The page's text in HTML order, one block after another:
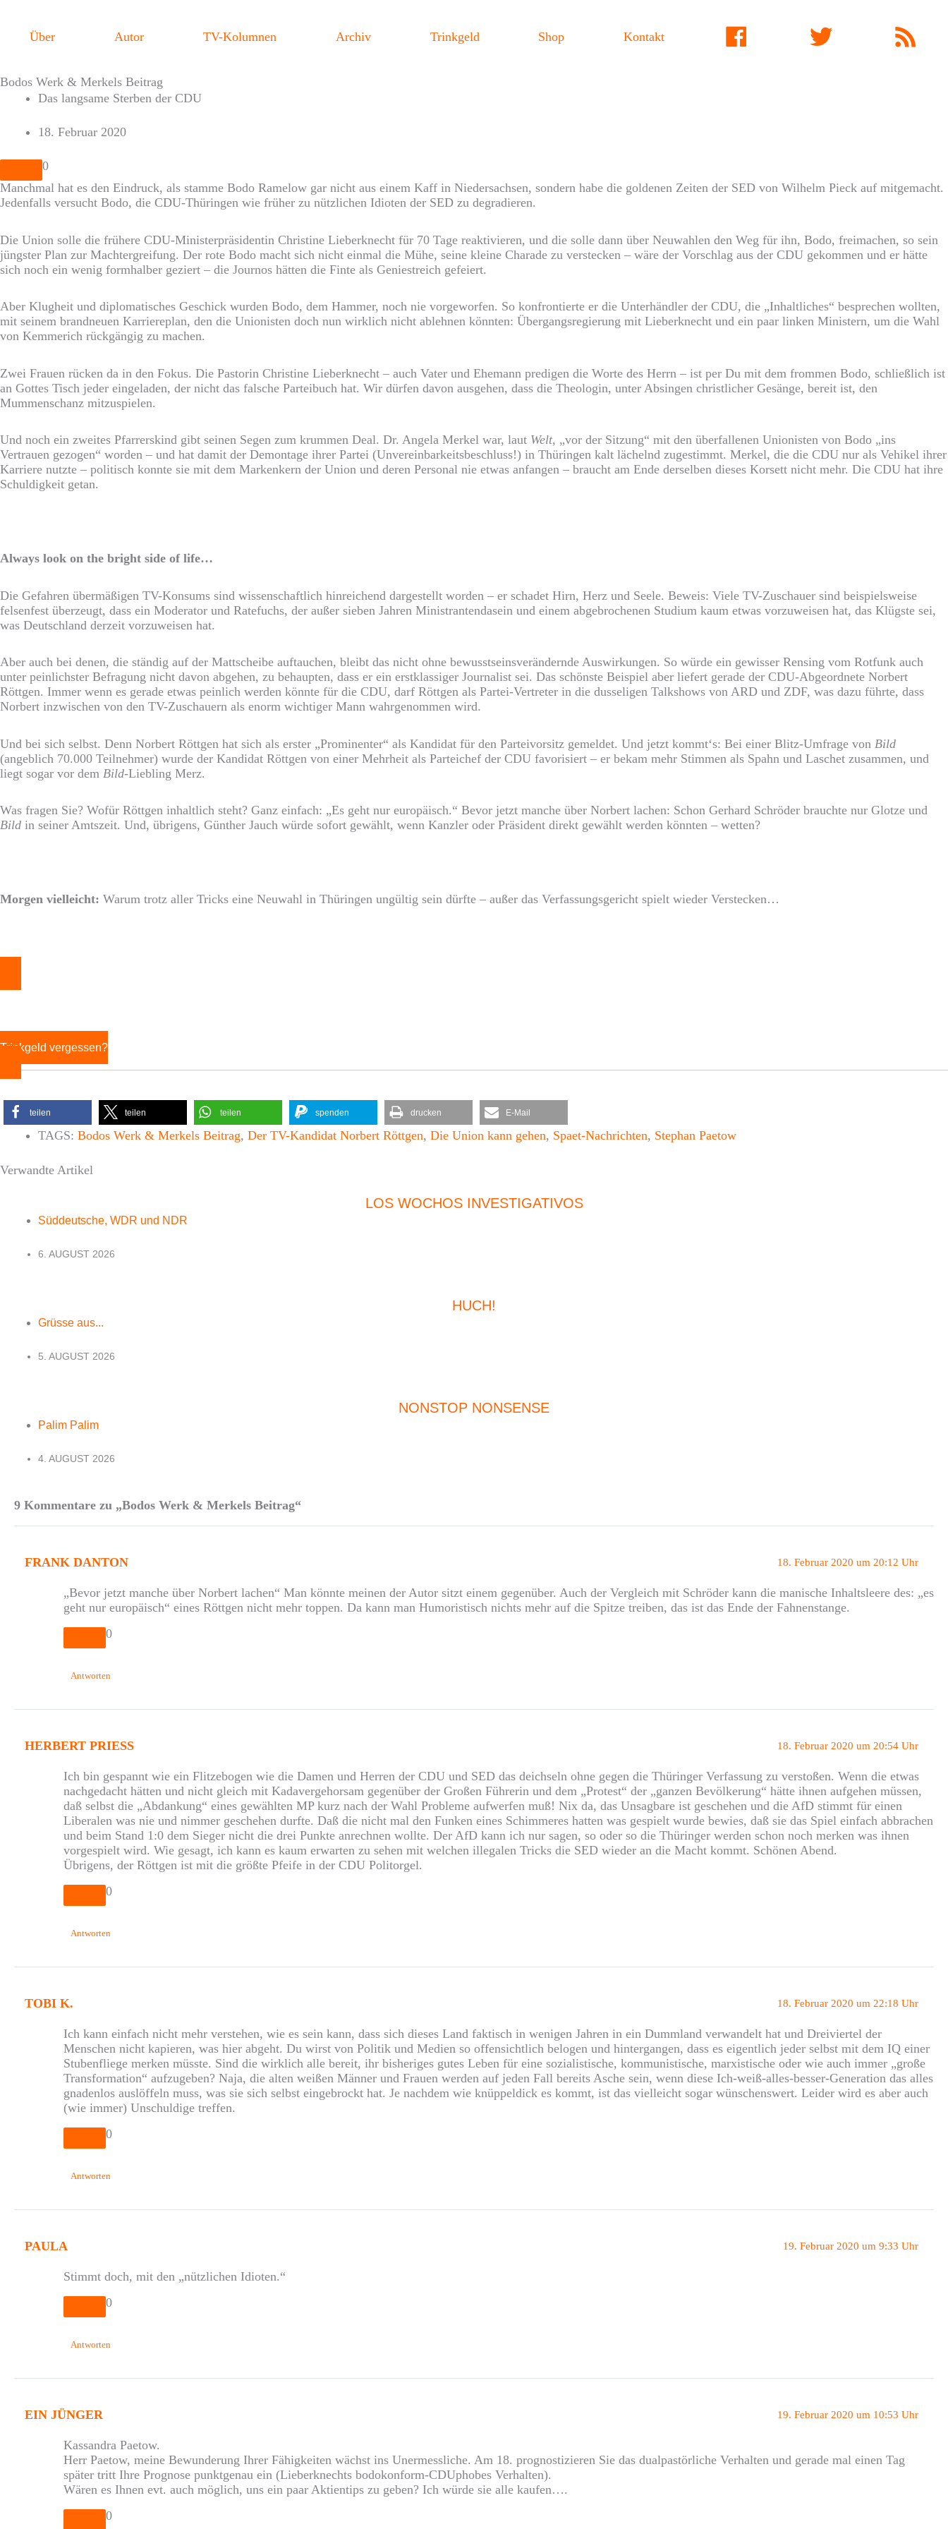
springenÜber Autor TV-Kolumnen Archiv Trinkgeld Shop Kontakt Facebook Twitter RSS
Bodos Werk & Merkels Beitrag
Das langsame Sterben der CDU
18. Februar 2020
0
Manchmal hat es den Eindruck, als stamme Bodo Ramelow gar nicht aus einem Kaff in Niedersachsen, sondern habe die goldenen Zeiten der SED von Wilhelm Pieck auf mitgemacht.
Jedenfalls versucht Bodo, die CDU-Thüringen wie früher zu nützlichen Idioten der SED zu degradieren.
Die Union solle die frühere CDU-Ministerpräsidentin Christine Lieberknecht für 70 Tage reaktivieren, und die solle dann über Neuwahlen den Weg für ihn, Bodo, freimachen, so sein
jüngster Plan zur Machtergreifung. Der rote Bodo macht sich nicht einmal die Mühe, seine kleine Charade zu verstecken – wäre der Vorschlag aus der CDU gekommen und er hätte
sich noch ein wenig formhalber geziert – die Journos hätten die Finte als Geniestreich gefeiert.
Aber Klugheit und diplomatisches Geschick wurden Bodo, dem Hammer, noch nie vorgeworfen. So konfrontierte er die Unterhändler der CDU, die „Inhaltliches“ besprechen wollten,
mit seinem brandneuen Karriereplan, den die Unionisten doch nun wirklich nicht ablehnen könnten: Übergangsregierung mit Lieberknecht und ein paar linken Ministern, um die Wahl
von Kemmerich rückgängig zu machen.
Zwei Frauen rücken da in den Fokus. Die Pastorin Christine Lieberknecht – auch Vater und Ehemann predigen die Worte des Herrn – ist per Du mit dem frommen Bodo, schließlich ist
an Gottes Tisch jeder eingeladen, der nicht das falsche Parteibuch hat. Wir dürfen davon ausgehen, dass die Theologin, unter Absingen christlicher Gesänge, bereit ist, den
Mummenschanz mitzuspielen.
Und noch ein zweites Pfarrerskind gibt seinen Segen zum krummen Deal. Dr. Angela Merkel war, laut Welt, „vor der Sitzung“ mit den überfallenen Unionisten von Bodo „ins
Vertrauen gezogen“ worden – und hat damit der Demontage ihrer Partei (Unvereinbarkeitsbeschluss!) in Thüringen kalt lächelnd zugestimmt. Merkel, die die CDU nur als Vehikel ihrer
Karriere nutzte – politisch konnte sie mit dem Markenkern der Union und deren Personal nie etwas anfangen – braucht am Ende derselben dieses Korsett nicht mehr. Die CDU hat ihre
Schuldigkeit getan.
Always look on the bright side of life…
Die Gefahren übermäßigen TV-Konsums sind wissenschaftlich hinreichend dargestellt worden – er schadet Hirn, Herz und Seele. Beweis: Viele TV-Zuschauer sind beispielsweise
felsenfest überzeugt, dass ein Moderator und Ratefuchs, der außer sieben Jahren Ministrantendasein und einem abgebrochenen Studium kaum etwas vorzuweisen hat, das Klügste sei,
was Deutschland derzeit vorzuweisen hat.
Aber auch bei denen, die ständig auf der Mattscheibe auftauchen, bleibt das nicht ohne bewusstseinsverändernde Auswirkungen. So würde ein gewisser Rensing vom Rotfunk auch
unter peinlichster Befragung nicht davon abgehen, zu behaupten, dass er ein erstklassiger Journalist sei. Das schönste Beispiel aber liefert gerade der CDU-Abgeordnete Norbert
Röttgen. Immer wenn es gerade etwas peinlich werden könnte für die CDU, darf Röttgen als Partei-Vertreter in die dusseligen Talkshows von ARD und ZDF, was dazu führte, dass
Norbert inzwischen von den TV-Zuschauern als enorm wichtiger Mann wahrgenommen wird.
Und bei sich selbst. Denn Norbert Röttgen hat sich als erster „Prominenter“ als Kandidat für den Parteivorsitz gemeldet. Und jetzt kommt‘s: Bei einer Blitz-Umfrage von Bild
(angeblich 70.000 Teilnehmer) wurde der Kandidat Röttgen von einer Mehrheit als Parteichef der CDU favorisiert – er bekam mehr Stimmen als Spahn und Laschet zusammen, und
liegt sogar vor dem Bild-Liebling Merz.
Was fragen Sie? Wofür Röttgen inhaltlich steht? Ganz einfach: „Es geht nur europäisch.“ Bevor jetzt manche über Norbert lachen: Schon Gerhard Schröder brauchte nur Glotze und
Bild in seiner Amtszeit. Und, übrigens, Günther Jauch würde sofort gewählt, wenn Kanzler oder Präsident direkt gewählt werden könnten – wetten?
Morgen vielleicht: Warum trotz aller Tricks eine Neuwahl in Thüringen ungültig sein dürfte – außer das Verfassungsgericht spielt wieder Verstecken…
Trinkgeld vergessen?
teilen teilen teilen spenden drucken E-Mail
TAGS: Bodos Werk & Merkels Beitrag, Der TV-Kandidat Norbert Röttgen, Die Union kann gehen, Spaet-Nachrichten, Stephan Paetow
Verwandte Artikel
LOS WOCHOS INVESTIGATIVOS
Süddeutsche, WDR und NDR
6. AUGUST 2026
HUCH!
Grüsse aus...
5. AUGUST 2026
NONSTOP NONSENSE
Palim Palim
4. AUGUST 2026
9 Kommentare zu „Bodos Werk & Merkels Beitrag“
FRANK DANTON 18. Februar 2020 um 20:12 Uhr
„Bevor jetzt manche über Norbert lachen“ Man könnte meinen der Autor sitzt einem gegenüber. Auch der Vergleich mit Schröder kann die manische Inhaltsleere des: „es
geht nur europäisch“ eines Röttgen nicht mehr toppen. Da kann man Humoristisch nichts mehr auf die Spitze treiben, das ist das Ende der Fahnenstange.
0
Antworten
HERBERT PRIESS 18. Februar 2020 um 20:54 Uhr
Ich bin gespannt wie ein Flitzebogen wie die Damen und Herren der CDU und SED das deichseln ohne gegen die Thüringer Verfassung zu verstoßen. Wenn die etwas
nachgedacht hätten und nicht gleich mit Kadavergehorsam gegenüber der Großen Führerin und dem „Protest“ der „ganzen Bevölkerung“ hätte ihnen aufgehen müssen,
daß selbst die „Abdankung“ eines gewählten MP kurz nach der Wahl Probleme aufwerfen muß! Nix da, das Unsagbare ist geschehen und die AfD stimmt für einen
Liberalen was nie und nimmer geschehen durfte. Daß die nicht mal den Funken eines Schimmeres hatten was gespielt wurde bewies, daß sie das Spiel einfach abbrachen
und beim Stand 1:0 dem Sieger nicht die drei Punkte anrechnen wollte. Der AfD kann ich nur sagen, so oder so die Thüringer werden schon noch merken was ihnen
vorgespielt wird. Wie gesagt, ich kann es kaum erwarten zu sehen mit welchen illegalen Tricks die SED wieder an die Macht kommt. Schönen Abend.
Übrigens, der Röttgen ist mit die größte Pfeife in der CDU Politorgel.
0
Antworten
TOBI K. 18. Februar 2020 um 22:18 Uhr
Ich kann einfach nicht mehr verstehen, wie es sein kann, dass sich dieses Land faktisch in wenigen Jahren in ein Dummland verwandelt hat und Dreiviertel der
Menschen nicht kapieren, was hier abgeht. Du wirst von Politik und Medien so offensichtlich belogen und hintergangen, dass es eigentlich jeder selbst mit dem IQ einer
Stubenfliege merken müsste. Sind die wirklich alle bereit, ihr bisheriges gutes Leben für eine sozialistische, kommunistische, marxistische oder wie auch immer „große
Transformation“ aufzugeben? Naja, die alten weißen Männer und Frauen werden auf jeden Fall bereits Asche sein, wenn diese Ich-weiß-alles-besser-Generation das alles
gnadenlos auslöffeln muss, was sie sich selbst eingebrockt hat. Je nachdem wie knüppeldick es kommt, ist das vielleicht sogar wünschenswert. Leider wird es aber auch
(wie immer) Unschuldige treffen.
0
Antworten
PAULA 19. Februar 2020 um 9:33 Uhr
Stimmt doch, mit den „nützlichen Idioten.“
0
Antworten
EIN JÜNGER 19. Februar 2020 um 10:53 Uhr
Kassandra Paetow.
Herr Paetow, meine Bewunderung Ihrer Fähigkeiten wächst ins Unermessliche. Am 18. prognostizieren Sie das dualpastörliche Verhalten und gerade mal einen Tag
später tritt Ihre Prognose punktgenau ein (Lieberknechts bodokonform-CDUphobes Verhalten).
Wären es Ihnen evt. auch möglich, uns ein paar Aktientips zu geben? Ich würde sie alle kaufen….
0